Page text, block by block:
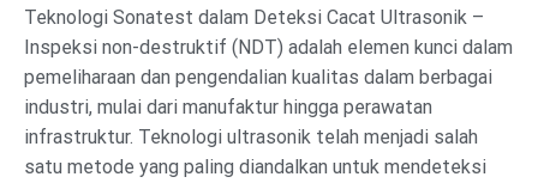
Teknologi Sonatest dalam Deteksi Cacat Ultrasonik –
Inspeksi non-destruktif (NDT) adalah elemen kunci dalam
pemeliharaan dan pengendalian kualitas dalam berbagai
industri, mulai dari manufaktur hingga perawatan
infrastruktur. Teknologi ultrasonik telah menjadi salah
satu metode yang paling diandalkan untuk mendeteksi